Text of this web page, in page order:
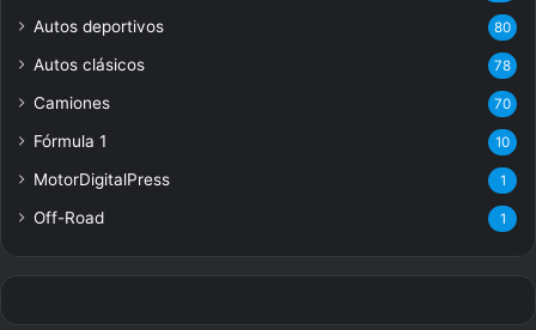
Autos deportivos 80
Autos clásicos 78
Camiones 70
Fórmula 1 10
MotorDigitalPress 1
Off-Road 1